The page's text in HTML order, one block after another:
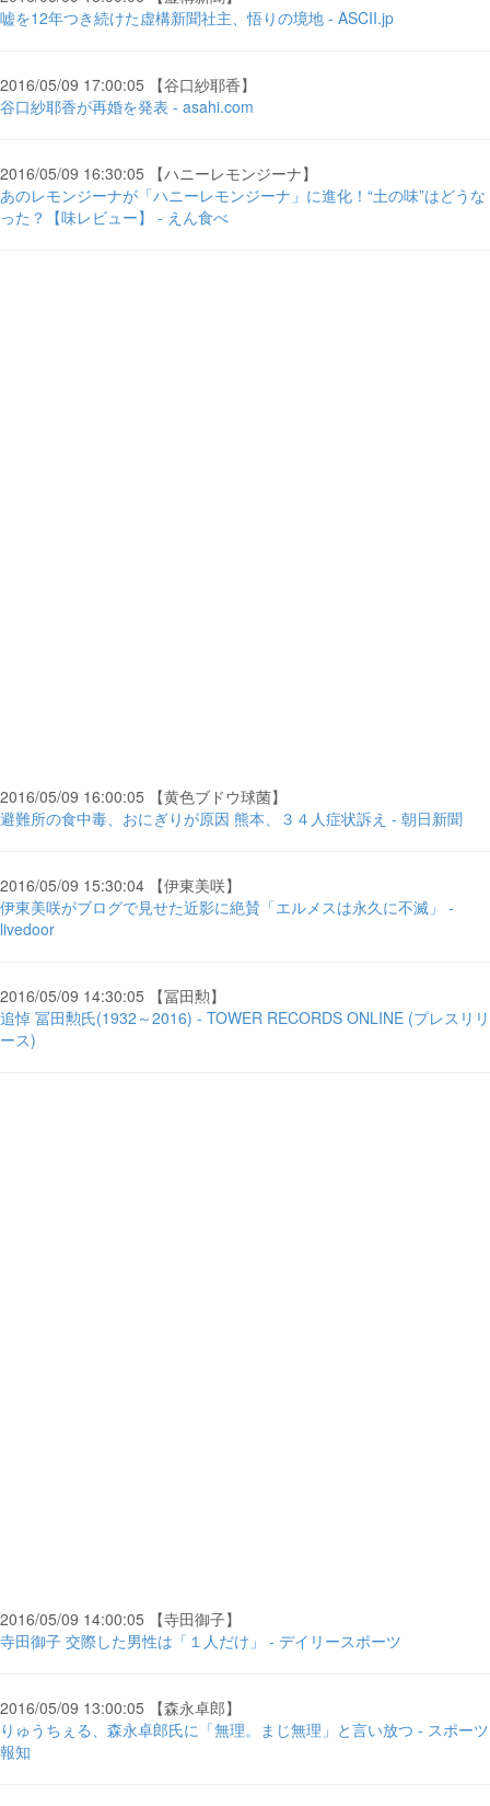
嘘を12年つき続けた虚構新聞社主、悟りの境地 - ASCII.jp
2016/05/09 17:00:05 【谷口紗耶香】
谷口紗耶香が再婚を発表 - asahi.com
2016/05/09 16:30:05 【ハニーレモンジーナ】
あのレモンジーナが「ハニーレモンジーナ」に進化！“土の味”はどうな
った？【味レビュー】 - えん食べ
2016/05/09 16:00:05 【黄色ブドウ球菌】
避難所の食中毒、おにぎりが原因 熊本、３４人症状訴え - 朝日新聞
2016/05/09 15:30:04 【伊東美咲】
伊東美咲がブログで見せた近影に絶賛「エルメスは永久に不滅」 -
livedoor
2016/05/09 14:30:05 【冨田勲】
追悼 冨田勲氏(1932～2016) - TOWER RECORDS ONLINE (プレスリリ
ース)
2016/05/09 14:00:05 【寺田御子】
寺田御子 交際した男性は「１人だけ」 - デイリースポーツ
2016/05/09 13:00:05 【森永卓郎】
りゅうちぇる、森永卓郎氏に「無理。まじ無理」と言い放つ - スポーツ
報知